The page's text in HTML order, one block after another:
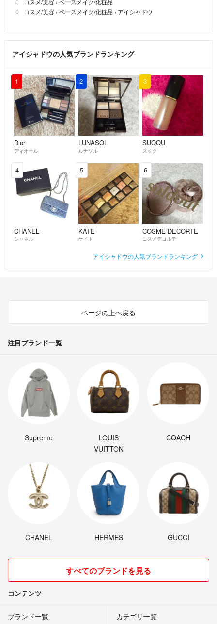
コスメ/美容 › ベースメイク/化粧品
コスメ/美容 › ベースメイク/化粧品 › アイシャドウ
アイシャドウの人気ブランドランキング
1
Dior
ディオール
2
LUNASOL
ルナソル
3
SUQQU
スック
4
CHANEL
シャネル
5
KATE
ケイト
6
COSME DECORTE
コスメデコルテ
アイシャドウの人気ブランドランキング
ページの上へ戻る
注目ブランド一覧
Supreme
LOUIS
VUITTON
COACH
CHANEL HERMES GUCCI
すべてのブランドを見る
コンテンツ
ブランド一覧 カテゴリ一覧